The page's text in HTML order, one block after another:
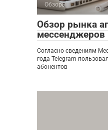
Обзоры
Обзор рынка
мессенджеров
Согласно сведениям
года Telegram
абонентов